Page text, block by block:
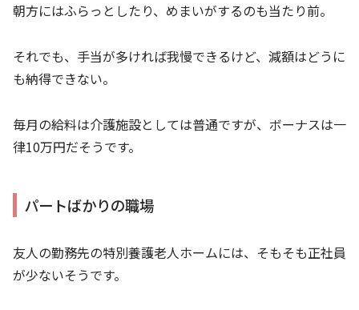
朝方にはふらっとしたり、めまいがするのも当たり前。
それでも、手当が多ければ我慢できるけど、減額はどうに
も納得できない。
毎月の給料は介護施設としては普通ですが、ボーナスは一
律10万円だそうです。
パートばかりの職場
友人の勤務先の特別養護老人ホームには、そもそも正社員
が少ないそうです。